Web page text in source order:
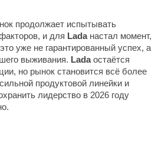
продолжает испытывать
и для Ladaнастал момент,
уже не гарантированный успех, а
выживания. Ladaостаётся
но рынок становится всё более
продуктовой линейки и
лидерство в 2026 году